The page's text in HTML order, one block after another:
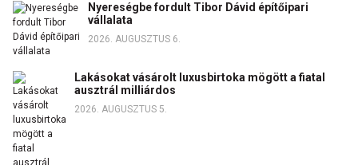
Nyereségbe fordult Tibor Dávid építőipari
vállalata
2026. AUGUSZTUS 6.
Lakásokat vásárolt luxusbirtoka mögött a fiatal
ausztrál milliárdos
2026. AUGUSZTUS 5.